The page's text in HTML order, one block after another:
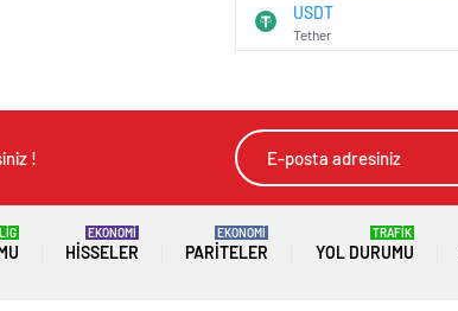
USDT
Tether
!
LİG
HISSELER
EKONOMİ
PARITELER
EKONOMİ
YOL DURUMU
TRAFİK